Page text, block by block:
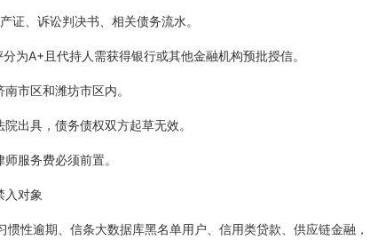
证、诉讼判决书、相关债务流水。
为A+且代持人需获得银行或其他金融机构预批授信。
市区和潍坊市区内。
出具，债务债权双方起草无效。
服务费必须前置。
入对象
性逾期、信条大数据库黑名单用户、信用类贷款、供应链金融，